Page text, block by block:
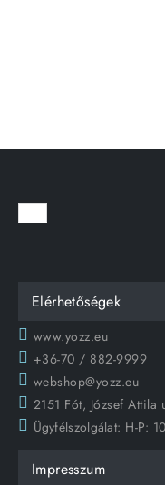
Elérhetőségek
www.yozz.eu
+36-70 / 882-9999
webshop@yozz.eu
2151 Fót, József Attila
Ügyfélszolgálat: H-P:
Impresszum